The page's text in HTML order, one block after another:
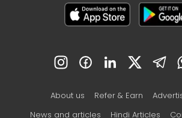
About us Refer & Earn
News and articles
Hindi Articles